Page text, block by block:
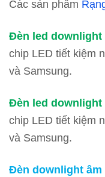
Các sản phẩm
Đèn led downlight
chip LED tiết kiệm
và Samsung.
Đèn led downlight
chip LED tiết kiệm
và Samsung.
Đèn downlight âm